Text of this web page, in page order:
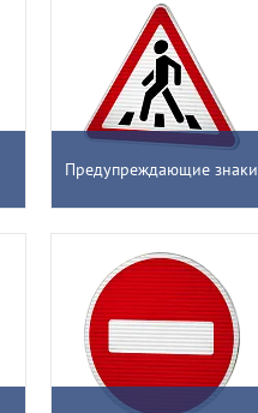
Предупреждающие знаки